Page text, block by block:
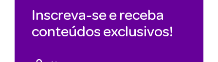
Inscreva-se e receba
conteúdos exclusivos!